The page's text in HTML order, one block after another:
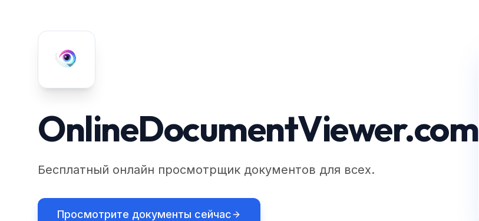
OnlineDocumentViewer.com
Бесплатный онлайн просмотрщик документов для всех.
Просмотрите документы сейчас